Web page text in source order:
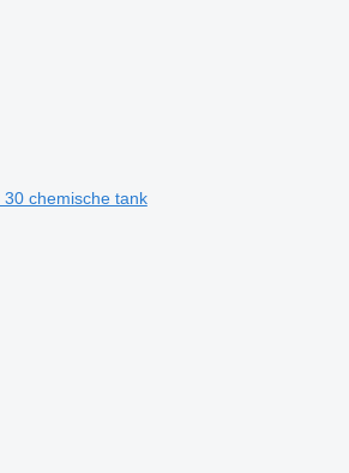
chemische tank